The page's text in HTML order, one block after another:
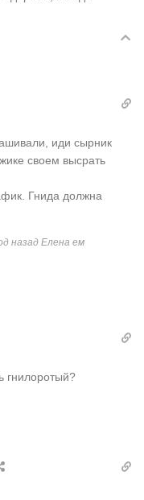
иди сырник
своем высрать
Гнида должна
назад Елена ем
гнилоротый?